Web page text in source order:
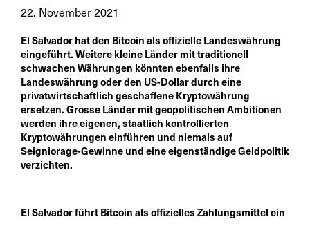
22. November 2021
El Salvador hat den Bitcoin als offizielle Landeswährung
eingeführt. Weitere kleine Länder mit traditionell
schwachen Währungen könnten ebenfalls ihre
Landeswährung oder den US-Dollar durch eine
privatwirtschaftlich geschaffene Kryptowährung
ersetzen. Grosse Länder mit geopolitischen Ambitionen
werden ihre eigenen, staatlich kontrollierten
Kryptowährungen einführen und niemals auf
Seigniorage-Gewinne und eine eigenständige Geldpolitik
verzichten.
El Salvador führt Bitcoin als offizielles Zahlungsmittel ein